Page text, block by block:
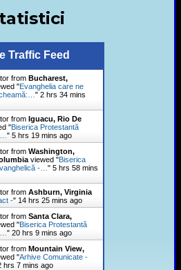
Traffic Feed
from Bucharest,
"Evanghelia care ne
" 2 hrs 34 mins
from Iguacu, Rio De
"Biserica Protestantă
" 5 hrs 19 mins ago
from Washington,
viewed "Biserica
-… " 5 hrs 58 mins
from Ashburn, Virginia
-" 14 hrs 25 mins ago
from Santa Clara,
"Biserica Protestantă
" 20 hrs 9 mins ago
from Mountain View,
"Arhive Comunicate -
hrs 7 mins ago